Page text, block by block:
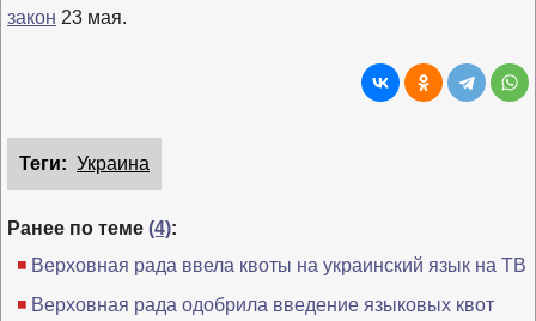
закон 23 мая.
Теги: Украина
Ранее по теме (4):
Верховная рада ввела квоты на украинский язык на ТВ
Верховная рада одобрила введение языковых квот